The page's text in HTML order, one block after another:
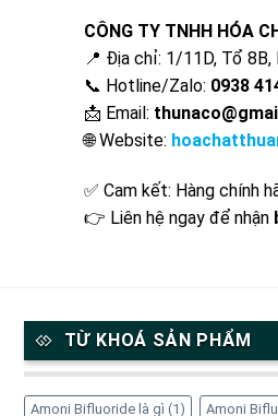
CÔNG TY TNHH HÓA
📍 Địa chỉ: 1/11D, Tổ 8B,
📞 Hotline/Zalo: 0938
📩 Email:
🌐 Website:
✅ Cam kết: Hàng chính
👉 Liên hệ ngay để nhận
TỪ KHOÁ SẢN PHẨM
Amoni Bifluoride là gì (1) Amoni